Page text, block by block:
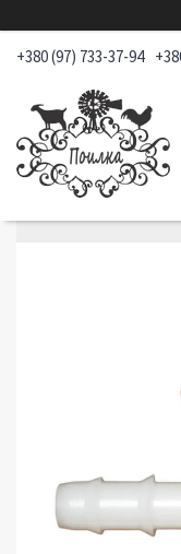
+380 (97) 733-37-94